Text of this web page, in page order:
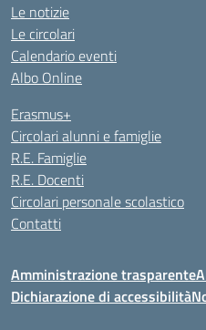
Le notizie
Le circolari
Calendario eventi
Albo Online
Erasmus+
Circolari alunni e famiglie
R.E. Famiglie
R.E. Docenti
Circolari personale scolastico
Contatti
Amministrazione trasparente
Dichiarazione di accessibilità